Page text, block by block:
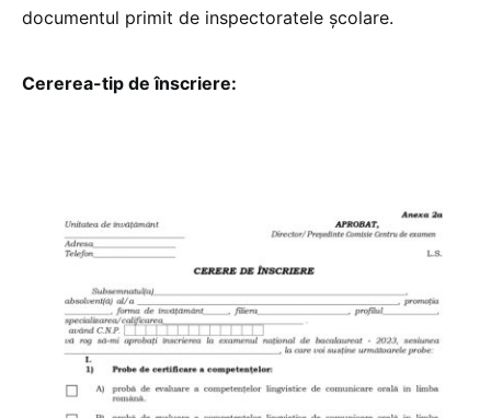
documentul primit de inspectoratele școlare.
Cererea-tip de înscriere: